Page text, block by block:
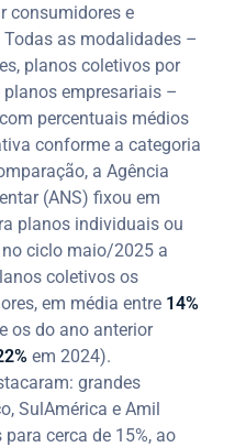
consumidores e
as modalidades –
planos coletivos por
empresariais –
percentuais médios
conforme a categoria
a Agência
(ANS) fixou em
planos individuais ou
ciclo maio/2025 a
coletivos os
em média entre 14%
os do ano anterior
em 2024).
grandes
SulAmérica e Amil
cerca de 15%, ao